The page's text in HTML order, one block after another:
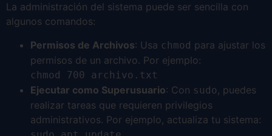
La administración del sistema puede ser sencilla con
algunos comandos:
Permisos de Archivos: Usa chmod para ajustar los
permisos de un archivo. Por ejemplo:
chmod 700 archivo.txt
Ejecutar como Superusuario: Con sudo
, puedes
realizar tareas que requieren privilegios
administrativos. Por ejemplo, actualiza tu sistema: